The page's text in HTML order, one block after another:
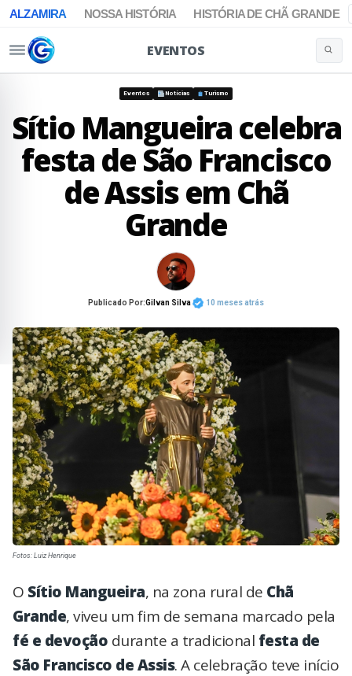
ALZAMIRA NOSSA HISTÓRIA HISTÓRIA DE CHÃ GRANDE
EVENTOS
Eventos Notícias Turismo
Sítio Mangueira celebra
festa de São Francisco
de Assis em Chã
Grande
Publicado Por:Gilvan Silva 10 meses atrás
Fotos: Luiz Henrique
O Sítio Mangueira, na zona rural de Chã
Grande, viveu um fim de semana marcado pela
fé e devoção durante a tradicional festa de
São Francisco de Assis. A celebração teve início